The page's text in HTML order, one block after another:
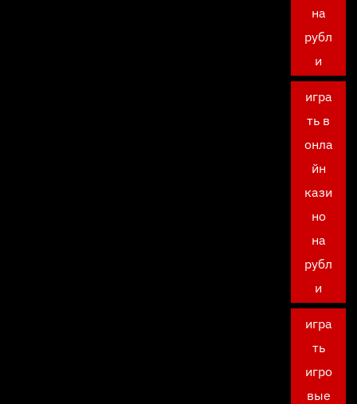
на
рубл
и
игра
ть в
онла
йн
кази
но
на
рубл
и
игра
ть
игро
вые